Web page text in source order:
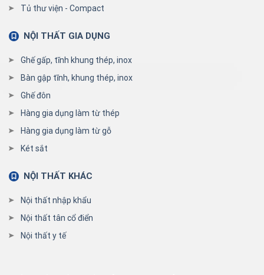
Tủ thư viện - Compact
NỘI THẤT GIA DỤNG
Ghế gấp, tĩnh khung thép, inox
Bàn gập tĩnh, khung thép, inox
Ghế đôn
Hàng gia dụng làm từ thép
Hàng gia dụng làm từ gỗ
Két sắt
NỘI THẤT KHÁC
Nội thất nhập khẩu
Nội thất tân cổ điển
Nội thất y tế